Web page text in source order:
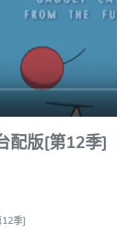
配版[第12季]
季]